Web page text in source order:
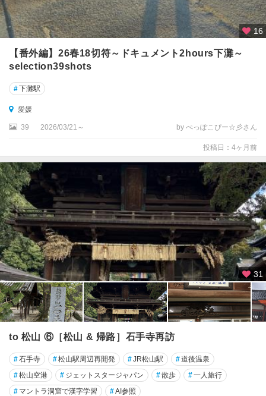
16
【番外編】26春18切符～ドキュメント2hours下灘～
selection39shots
#下灘駅
愛媛
39 2026/03/21～ by ぺっぽこぴー☆彡さん
投稿日：4ヶ月前
31
to 松山 ⑥［松山 & 帰路］石手寺再訪
#石手寺 #松山駅周辺再開発 #JR松山駅 #道後温泉
#松山空港 # ジェットスタージャパン #散歩 #一人旅行
# マントラ洞窟で漢字学習 #AI参照